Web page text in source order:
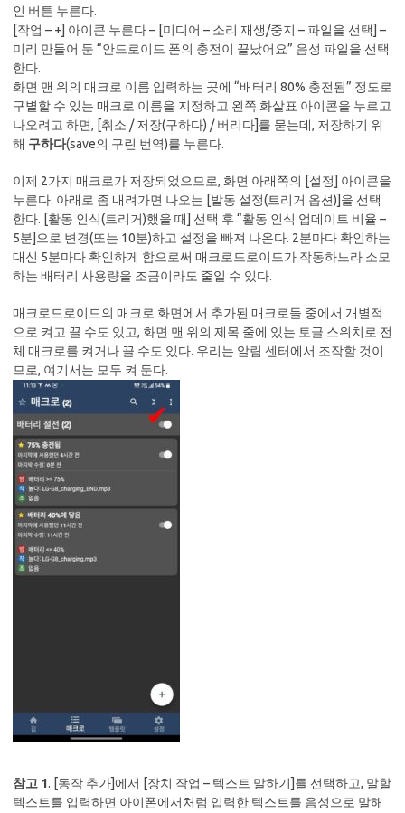
인 버튼 누른다.
[작업 – +] 아이콘 누른다 – [미디어 – 소리 재생/중지 – 파일을 선택] –
미리 만들어 둔 “안드로이드 폰의 충전이 끝났어요” 음성 파일을 선택
한다.
화면 맨 위의 매크로 이름 입력하는 곳에 “배터리 80% 충전됨” 정도로
구별할 수 있는 매크로 이름을 지정하고 왼쪽 화살표 아이콘을 누르고
나오려고 하면, [취소 / 저장(구하다) / 버리다]를 묻는데, 저장하기 위
해 구하다(save의 구린 번역)를 누른다.
이제 2가지 매크로가 저장되었으므로, 화면 아래쪽의 [설정] 아이콘을
누른다. 아래로 좀 내려가면 나오는 [발동 설정(트리거 옵션)]을 선택
한다. [활동 인식(트리거)했을 때] 선택 후 “활동 인식 업데이트 비율 –
5분]으로 변경(또는 10분)하고 설정을 빠져 나온다. 2분마다 확인하는
대신 5분마다 확인하게 함으로써 매크로드로이드가 작동하느라 소모
하는 배터리 사용량을 조금이라도 줄일 수 있다.
매크로드로이드의 매크로 화면에서 추가된 매크로들 중에서 개별적
으로 켜고 끌 수도 있고, 화면 맨 위의 제목 줄에 있는 토글 스위치로 전
체 매크로를 켜거나 끌 수도 있다. 우리는 알림 센터에서 조작할 것이
므로, 여기서는 모두 켜 둔다.
참고 1. [동작 추가]에서 [장치 작업 – 텍스트 말하기]를 선택하고, 말할
텍스트를 입력하면 아이폰에서처럼 입력한 텍스트를 음성으로 말해